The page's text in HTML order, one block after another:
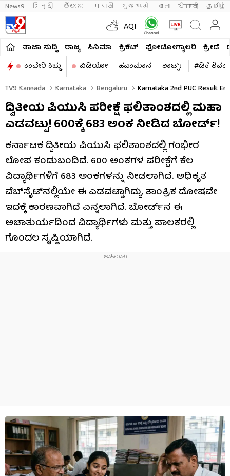
News9 हिन्दी తెలుగు मराठी ગુજરાતી বাংলা ਪੰਜਾਬੀ தமிழ்
AQI
ತಾಜಾ ಸುದ್ದಿ ರಾಜ್ಯ ಸಿನಿಮಾ ಕ್ರಿಕೆಟ್​ ಫೋಟೋಗ್ಯಾಲರಿ ಕ್ರೀಡೆ
ಕಾವೇರಿ ಕಿಚ್ಚು
ವಿಡಿಯೋ ಹವಾಮಾನ ಶಾರ್ಟ್ಸ್​
#ಡಿಕೆ
TV9 Kannada
Karnataka Bengaluru Karnataka 2nd PUC Result
ದ್ವಿತೀಯ ಪಿಯುಸಿ ಪರೀಕ್ಷೆ ಫಲಿತಾಂಶದಲ್ಲಿ ಮಹಾ
ಎಡವಟ್ಟು! 600ಕ್ಕೆ 683 ಅಂಕ ನೀಡಿದ ಬೋರ್ಡ್​!
ಕರ್ನಾಟಕ ದ್ವಿತೀಯ ಪಿಯುಸಿ ಫಲಿತಾಂಶದಲ್ಲಿ ಗಂಭೀರ
ಲೋಪ ಕಂಡುಬಂದಿದೆ. 600 ಅಂಕಗಳ ಪರೀಕ್ಷೆಗೆ ಕೆಲ
ವಿದ್ಯಾರ್ಥಿಗಳಿಗೆ 683 ಅಂಕಗಳನ್ನು ನೀಡಲಾಗಿದೆ. ಅಧಿಕೃತ
ವೆಬ್‌ಸೈಟ್‌ನಲ್ಲಿಯೇ ಈ ಎಡವಟ್ಟಾಗಿದ್ದು, ತಾಂತ್ರಿಕ ದೋಷವೇ
ಇದಕ್ಕೆ ಕಾರಣವಾಗಿದೆ ಎನ್ನಲಾಗಿದೆ. ಬೋರ್ಡ್​ನ ಈ
ಅಚಾತುರ್ಯದಿಂದ ವಿದ್ಯಾರ್ಥಿಗಳು ಮತ್ತು ಪಾಲಕರಲ್ಲಿ
ಗೊಂದಲ ಸೃಷ್ಟಿಯಾಗಿದೆ.